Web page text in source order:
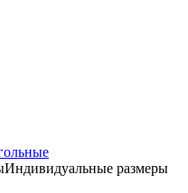
Индивидуальные размеры